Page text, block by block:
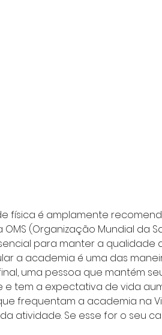
física é amplamente
(Organização Mundial da
para manter a qualidade
a academia é uma das
uma pessoa que mantém
e tem a expectativa de vida
frequentam a academia na
atividade. Se esse for o seu